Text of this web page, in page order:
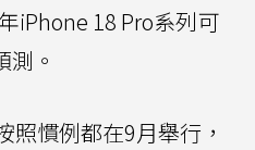
iPhone 18 Pro系列可
。
慣例都在9月舉行，